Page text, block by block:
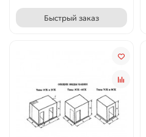
Быстрый заказ